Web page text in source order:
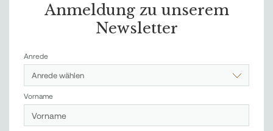
Anmeldung zu unserem
Newsletter
Anrede
Anrede wählen
Vorname